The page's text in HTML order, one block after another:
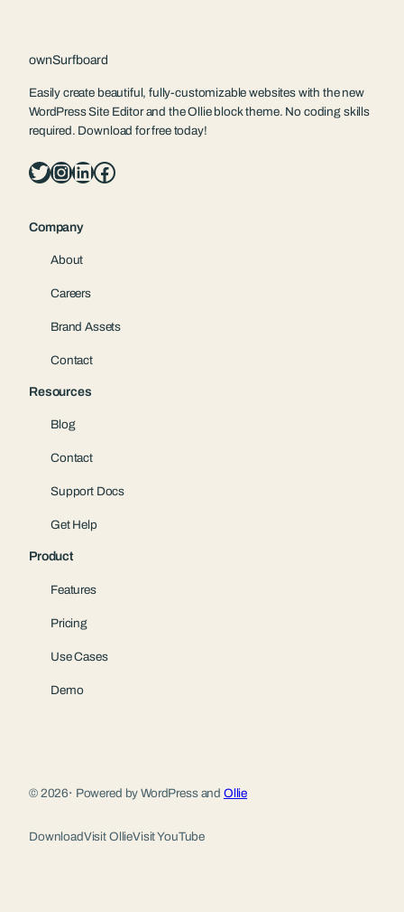
ownSurfboard
Easily create beautiful, fully-customizable websites with the new
WordPress Site Editor and the Ollie block theme. No coding skills
required. Download for free today!
Twitter InstagramLinkedIn Facebook
Company
About
Careers
Brand Assets
Contact
Resources
Blog
Contact
Support Docs
Get Help
Product
Features
Pricing
Use Cases
Demo
© 2026· Powered by WordPress and Ollie
DownloadVisit OllieVisit YouTube